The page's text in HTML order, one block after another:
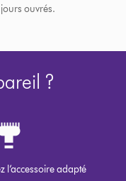
ouvrés.
?
l’accessoire adapté